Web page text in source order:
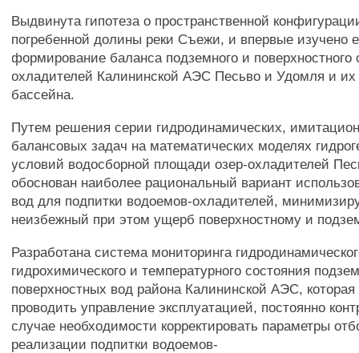
Выдвинута гипотеза о пространственной
погребенной долины реки Съежи, и впервые изучено
формирование баланса подземного и поверхностного
охладителей Калининской АЭС Песьво и Удомля и их
бассейна.
Путем решения серии гидродинамических,
балансовых задач на математических моделях
условий водосборной площади озер-охладителей
обоснован наиболее рациональный вариант
вод для подпитки водоемов-охладителей,
неизбежный при этом ущерб поверхностному и
Разработана система мониторинга
гидрохимического и температурного состояния
поверхностных вод района Калининской АЭС, которая
проводить управление эксплуатацией, постоянно
случае необходимости корректировать параметры
реализации подпитки водоемов-